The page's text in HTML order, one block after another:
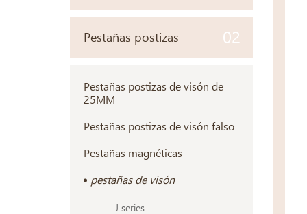
Pestañas postizas 02
Pestañas postizas de visón de
25MM
Pestañas postizas de visón falso
Pestañas magnéticas
pestañas de visón
J series